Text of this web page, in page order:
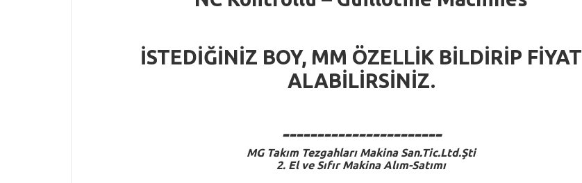
İSTEDİĞİNİZ BOY, MM ÖZELLİK BİLDİRİP FİYAT
ALABİLİRSİNİZ.
-----------------------
MGTakım Tezgahları Makina San.Tic.Ltd.Şti
2. El ve Sıfır Makina Alım-Satımı